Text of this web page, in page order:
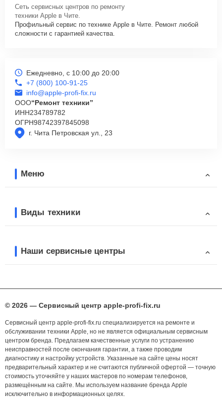
Сеть сервисных центров по ремонту
техники Apple в Чите.
Профильный сервис по технике Apple в Чите. Ремонт любой
сложности с гарантией качества.
г. Чита Петровская ул., 23
Ежедневно, с 10:00 до 20:00
+7 (800) 100-91-25
info@apple-profi-fix.ru
ООО“Ремонт техники”
ИНН234789782
ОГРН98742397845098
Меню
Виды техники
Наши сервисные центры
© 2026 — Сервисный центр apple-profi-fix.ru
Сервисный центр apple-profi-fix.ru специализируется на ремонте и
обслуживании техники Apple, но не является официальным сервисным
центром бренда. Предлагаем качественные услуги по устранению
неисправностей после окончания гарантии, а также проводим
диагностику и настройку устройств. Указанные на сайте цены носят
предварительный характер и не считаются публичной офертой — точную
стоимость уточняйте у наших мастеров по номерам телефонов,
размещённым на сайте. Мы используем название бренда Apple
исключительно в информационных целях.